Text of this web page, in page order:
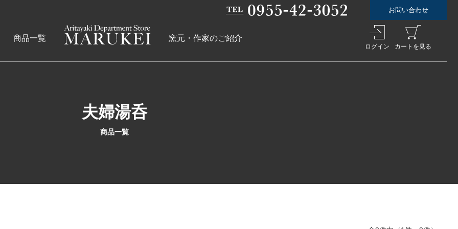
お問い合わせ
商品一覧 窯元・作家のご紹介
ログイン カートを見る
夫婦湯呑
商品一覧